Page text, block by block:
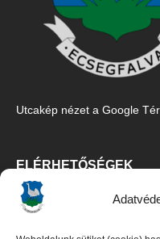
Utcakép nézet a Google
ELÉRHETŐSÉGEK
Ecsegfalva Község